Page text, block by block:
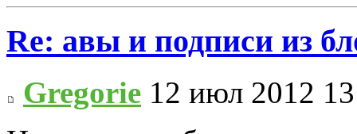
Re: авы и подписи из
Gregorie 12 июл 2012